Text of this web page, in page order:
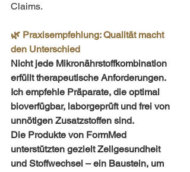
Claims.
🌿 Praxisempfehlung: Qualität macht
den Unterschied
Nicht jede Mikronährstoffkombination
erfüllt therapeutische Anforderungen.
Ich empfehle Präparate, die optimal
bioverfügbar, laborgeprüft und frei von
unnötigen Zusatzstoffen sind.
Die Produkte von FormMed
unterstützten gezielt Zellgesundheit
und Stoffwechsel – ein Baustein, um